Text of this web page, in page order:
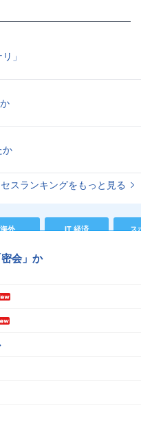
」
か
スランキングをもっと見る
海外 IT 経済 ス
会」か